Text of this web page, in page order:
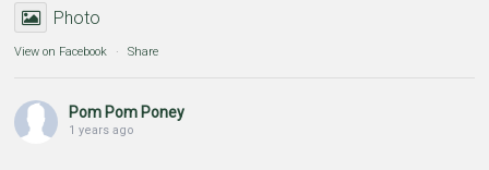
Photo
View on Facebook · Share
Pom Pom Poney
1 years ago